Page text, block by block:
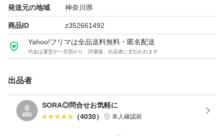
発送元の地域 神奈川県
商品ID z352661492
Yahoo!フリマは全品送料無料・匿名配送
代金は運営が一旦預かり、評価後、出品者に支払われます
出品者
SORA◎問合せお気軽に
（4030） 本人確認前